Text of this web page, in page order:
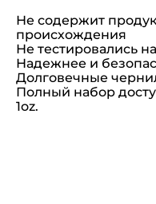
Не содержит
происхождения
Не тестировались
Надежнее и
Долговечные
Полный набор
1oz.